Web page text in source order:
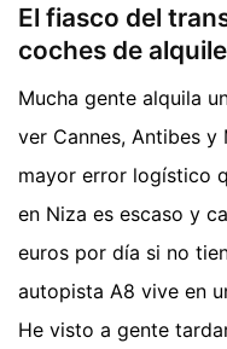
El fiasco del
coches de
Mucha gente alquila
ver Cannes, Antibes
mayor error logístico
en Niza es escaso y
euros por día si no
autopista A8 vive en
He visto a gente